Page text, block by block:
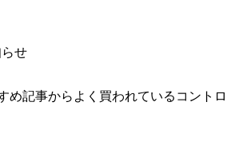
らせ
め記事からよく買われているコントロ